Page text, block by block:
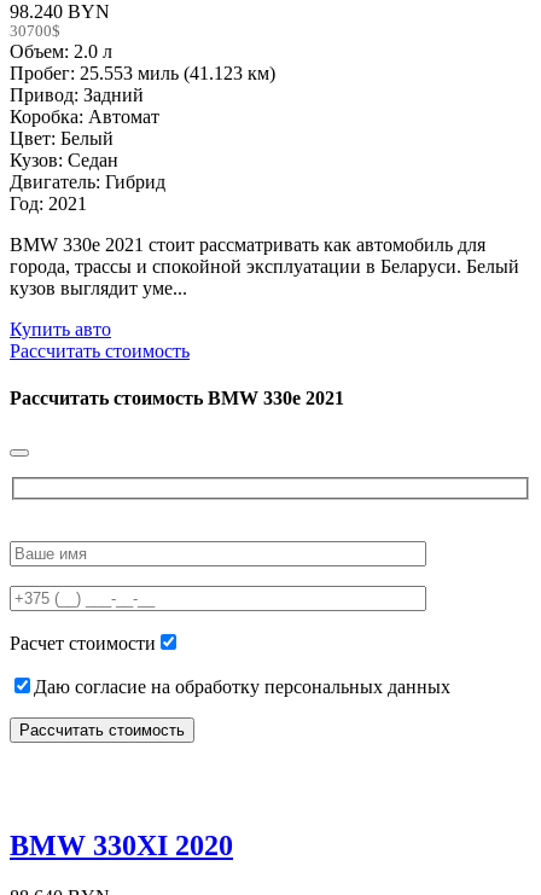
98.240 BYN
30700$
Объем: 2.0 л
Пробег: 25.553 миль (41.123 км)
Привод: Задний
Коробка: Автомат
Цвет: Белый
Кузов: Седан
Двигатель: Гибрид
Год: 2021
BMW 330е 2021 стоит рассматривать как автомобиль для
города, трассы и спокойной эксплуатации в Беларуси. Белый
кузов выглядит уме...
Купить авто
Рассчитать стоимость
Рассчитать стоимость BMW 330е 2021
leave
field
empty.
Расчет стоимости
Даю согласие на обработку персональных данных
BMW 330XI 2020